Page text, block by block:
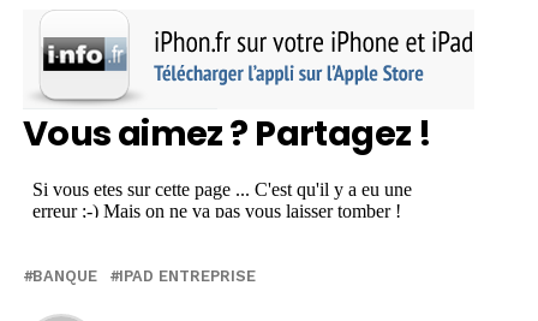
Vous aimez ? Partagez !
BANQUE IPAD ENTREPRISE